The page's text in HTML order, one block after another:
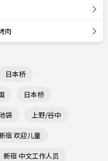
肉
日本桥
日本桥
袋 上野/谷中
宿 欢迎儿童
新宿 中文工作人员